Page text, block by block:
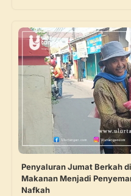
Penyaluran Jumat Berkah
Makanan Menjadi
Nafkah